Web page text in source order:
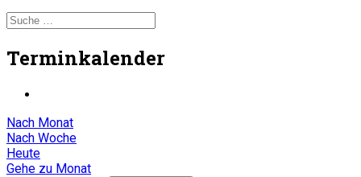
Terminkalender
Nach Monat
Nach Woche
Heute
Gehe zu Monat